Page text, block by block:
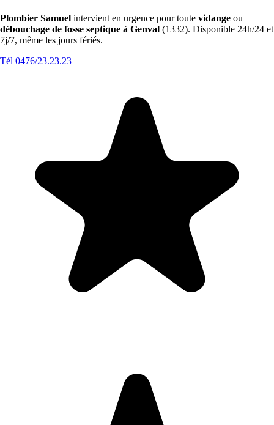
Plombier Samuel intervient en urgence pour toute vidange ou
débouchage de fosse septique à Genval (1332). Disponible 24h/24 et
7j/7, même les jours fériés.
Tél 0476/23.23.23